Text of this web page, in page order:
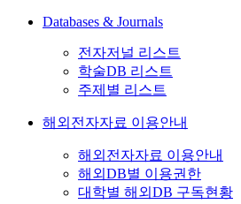
Databases & Journals
전자저널 리스트
학술DB 리스트
주제별 리스트
해외전자자료 이용안내
해외전자자료 이용안내
해외DB별 이용권한
대학별 해외DB 구독현황